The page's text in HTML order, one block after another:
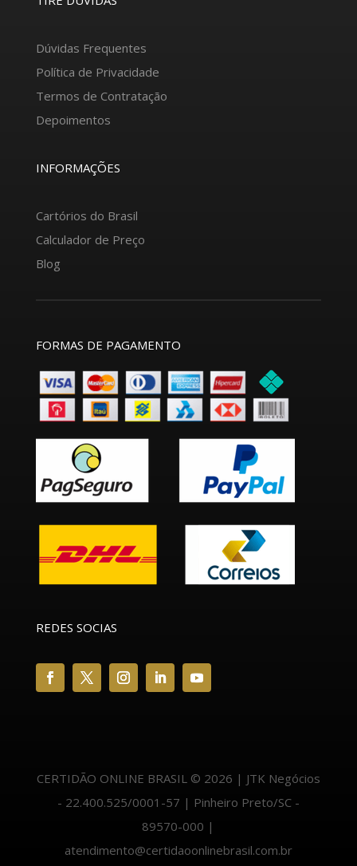
Dúvidas Frequentes
Política de Privacidade
Termos de Contratação
Depoimentos
INFORMAÇÕES
Cartórios do Brasil
Calculador de Preço
Blog
FORMAS DE PAGAMENTO
REDES SOCIAS
CERTIDÃO ONLINE BRASIL © 2026 | JTK Negócios
- 22.400.525/0001-57 | Pinheiro Preto/SC -
89570-000 |
atendimento@certidaoonlinebrasil.com.br